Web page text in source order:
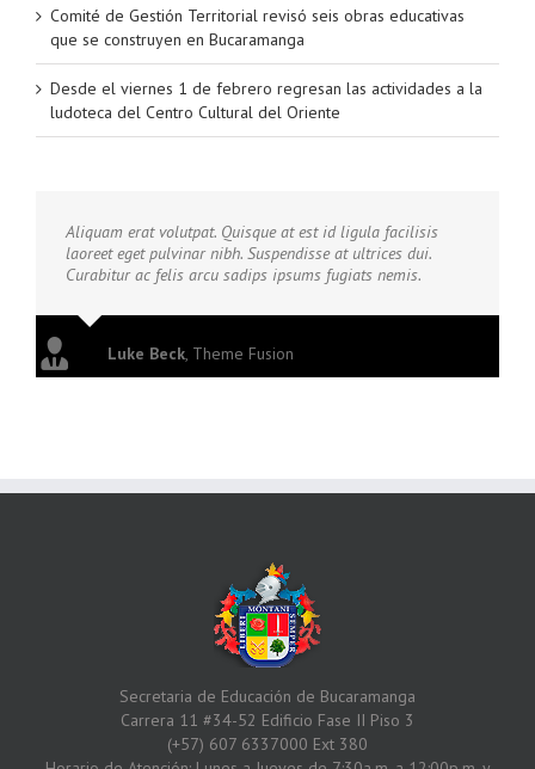
Comité de Gestión Territorial revisó seis obras educativas
que se construyen en Bucaramanga
Desde el viernes 1 de febrero regresan las actividades a la
ludoteca del Centro Cultural del Oriente
Aliquam erat volutpat. Quisque at est id ligula facilisis
laoreet eget pulvinar nibh. Suspendisse at ultrices dui.
Curabitur ac felis arcu sadips ipsums fugiats nemis.
Luke Beck, Theme Fusion
Secretaria de Educación de Bucaramanga
Carrera 11 #34-52 Edificio Fase II Piso 3
(+57) 607 6337000 Ext 380